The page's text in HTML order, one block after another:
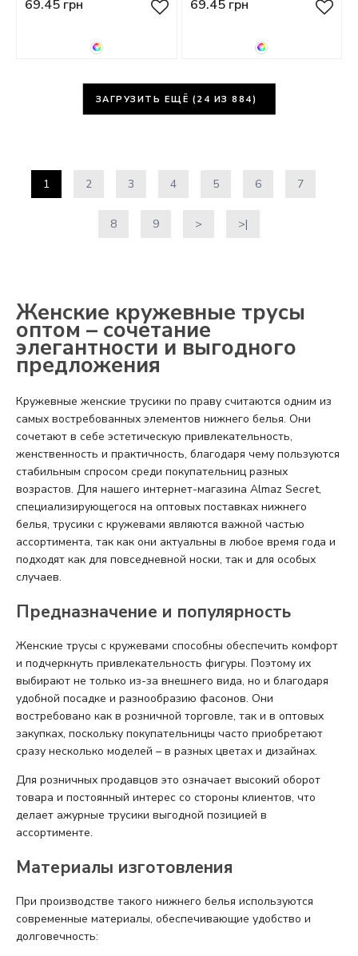
69.45 грн 69.45 грн
ЗАГРУЗИТЬ ЕЩЁ ( 24 ИЗ 884)
1 2 3 4 5 6 7
8 9 > >|
Женские кружевные трусы
оптом – сочетание
элегантности и выгодного
предложения
Кружевные женские трусики по праву считаются одним из
самых востребованных элементов нижнего белья. Они
сочетают в себе эстетическую привлекательность,
женственность и практичность, благодаря чему пользуются
стабильным спросом среди покупательниц разных
возрастов. Для нашего интернет-магазина Almaz Secret,
специализирующегося на оптовых поставках нижнего
белья, трусики с кружевами являются важной частью
ассортимента, так как они актуальны в любое время года и
подходят как для повседневной носки, так и для особых
случаев.
Предназначение и популярность
Женские трусы с кружевами способны обеспечить комфорт
и подчеркнуть привлекательность фигуры. Поэтому их
выбирают не только из-за внешнего вида, но и благодаря
удобной посадке и разнообразию фасонов. Они
востребовано как в розничной торговле, так и в оптовых
закупках, поскольку покупательницы часто приобретают
сразу несколько моделей – в разных цветах и дизайнах.
Для розничных продавцов это означает высокий оборот
товара и постоянный интерес со стороны клиентов, что
делает ажурные трусики выгодной позицией в
ассортименте.
Материалы изготовления
При производстве такого нижнего белья используются
современные материалы, обеспечивающие удобство и
долговечность: